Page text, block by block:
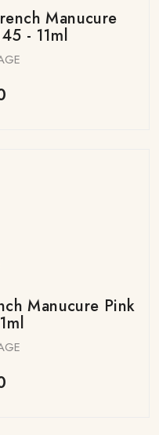
Manucure
- 11ml
Manucure Pink